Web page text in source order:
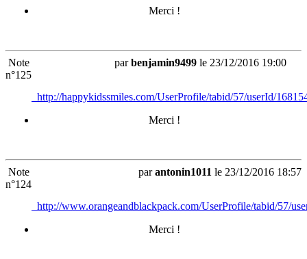
Merci !
Note
n°125
parbenjamin9499 le 23/12/2016 19:00
http://happykidssmiles.com/UserProfile/tabid/57/userId/
Merci !
Note
n°124
parantonin1011 le 23/12/2016 18:57
http://www.orangeandblackpack.com/UserProfile/tabid/57/
Merci !